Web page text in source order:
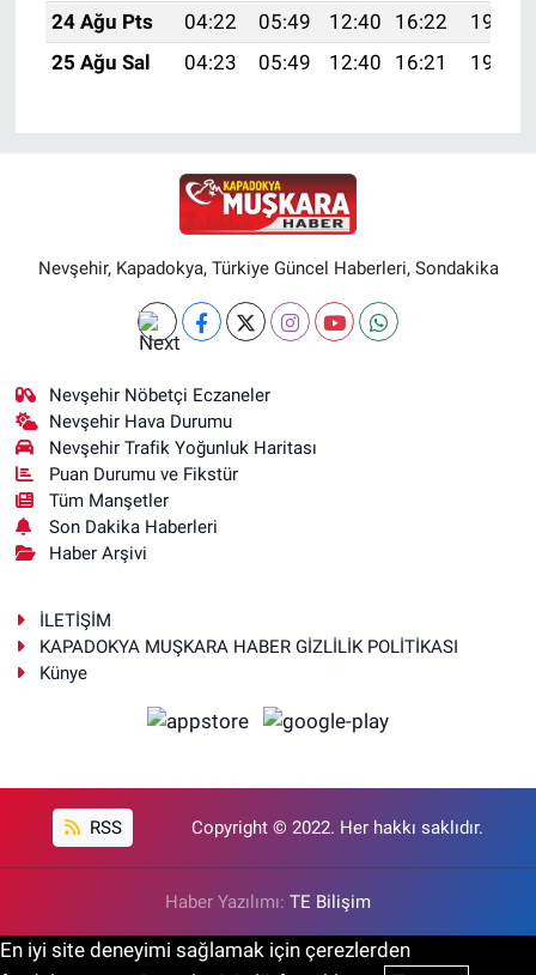
24 Ağu Pts
04:22 05:49 12:40 16:22
19:21
25 Ağu Sal
04:23 05:49 12:40 16:21 19:20
Nevşehir, Kapadokya, Türkiye Güncel Haberleri, Sondakika
Nevşehir Nöbetçi Eczaneler
Nevşehir Hava Durumu
Nevşehir Trafik Yoğunluk Haritası
Puan Durumu ve Fikstür
Tüm Manşetler
Son Dakika Haberleri
Haber Arşivi
İLETİŞİM
KAPADOKYA MUŞKARA HABER GİZLİLİK POLİTİKASI
Künye
RSS Copyright © 2022. Her hakkı saklıdır.
Haber Yazılımı: TE Bilişim
En iyi site deneyimi sağlamak için çerezlerden